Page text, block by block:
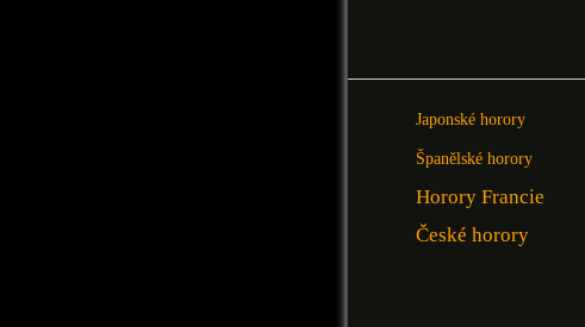
Japonské horory
Španělské horory
Horory Francie
České horory